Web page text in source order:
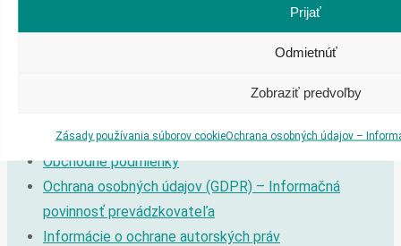
Prijať
Odmietnúť
Zobraziť predvoľby
Zásady používania súborov cookieOchrana osobných údajov –
Môj účet
Obchodné podmienky
Ochrana osobných údajov (GDPR) – Informačná
povinnosť prevádzkovateľa
Informácie o ochrane autorských práv